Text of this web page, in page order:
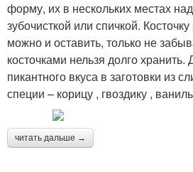
форму, их в нескольких местах
зубочисткой или спичкой.
можно и оставить, только не
косточками нельзя долго
пикантного вкуса в заготовки из
специи – корицу , гвоздику ,
читать дальше →